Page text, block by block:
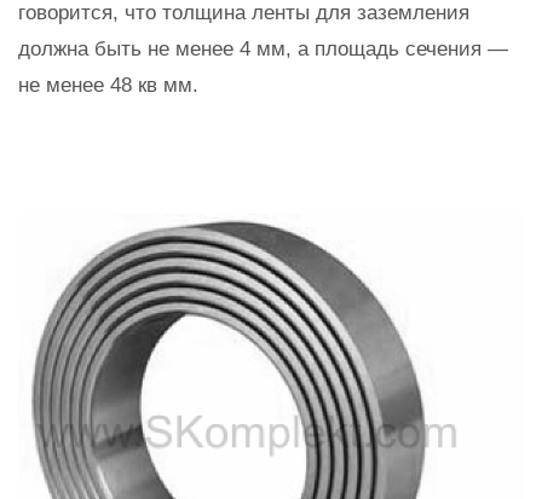
говорится, что толщина ленты для заземления
должна быть не менее 4 мм, а площадь сечения —
не менее 48 кв мм.